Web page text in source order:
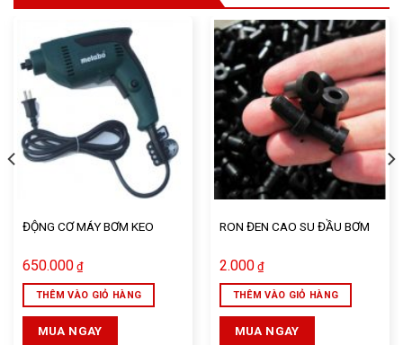
ĐỘNG CƠ MÁY BƠM KEO
650.000 ₫
THÊM VÀO GIỎ HÀNG
MUA NGAY
RON ĐEN CAO SU ĐẦU BƠM
2.000 ₫
THÊM VÀO GIỎ HÀNG
MUA NGAY